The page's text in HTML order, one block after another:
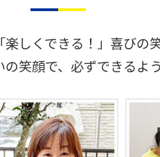
楽しくできる！」喜びの
笑顔で、必ずできるよ